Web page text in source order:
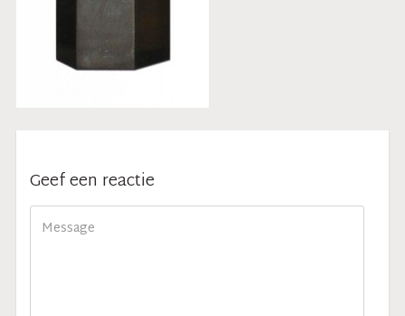
Geef een reactie